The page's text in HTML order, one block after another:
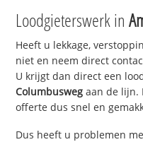
Loodgieterswerk in
Heeft u lekkage,
niet en neem direct
U krijgt dan direct een
Columbusweg aan de lijn.
offerte dus snel en
Dus heeft u problemen